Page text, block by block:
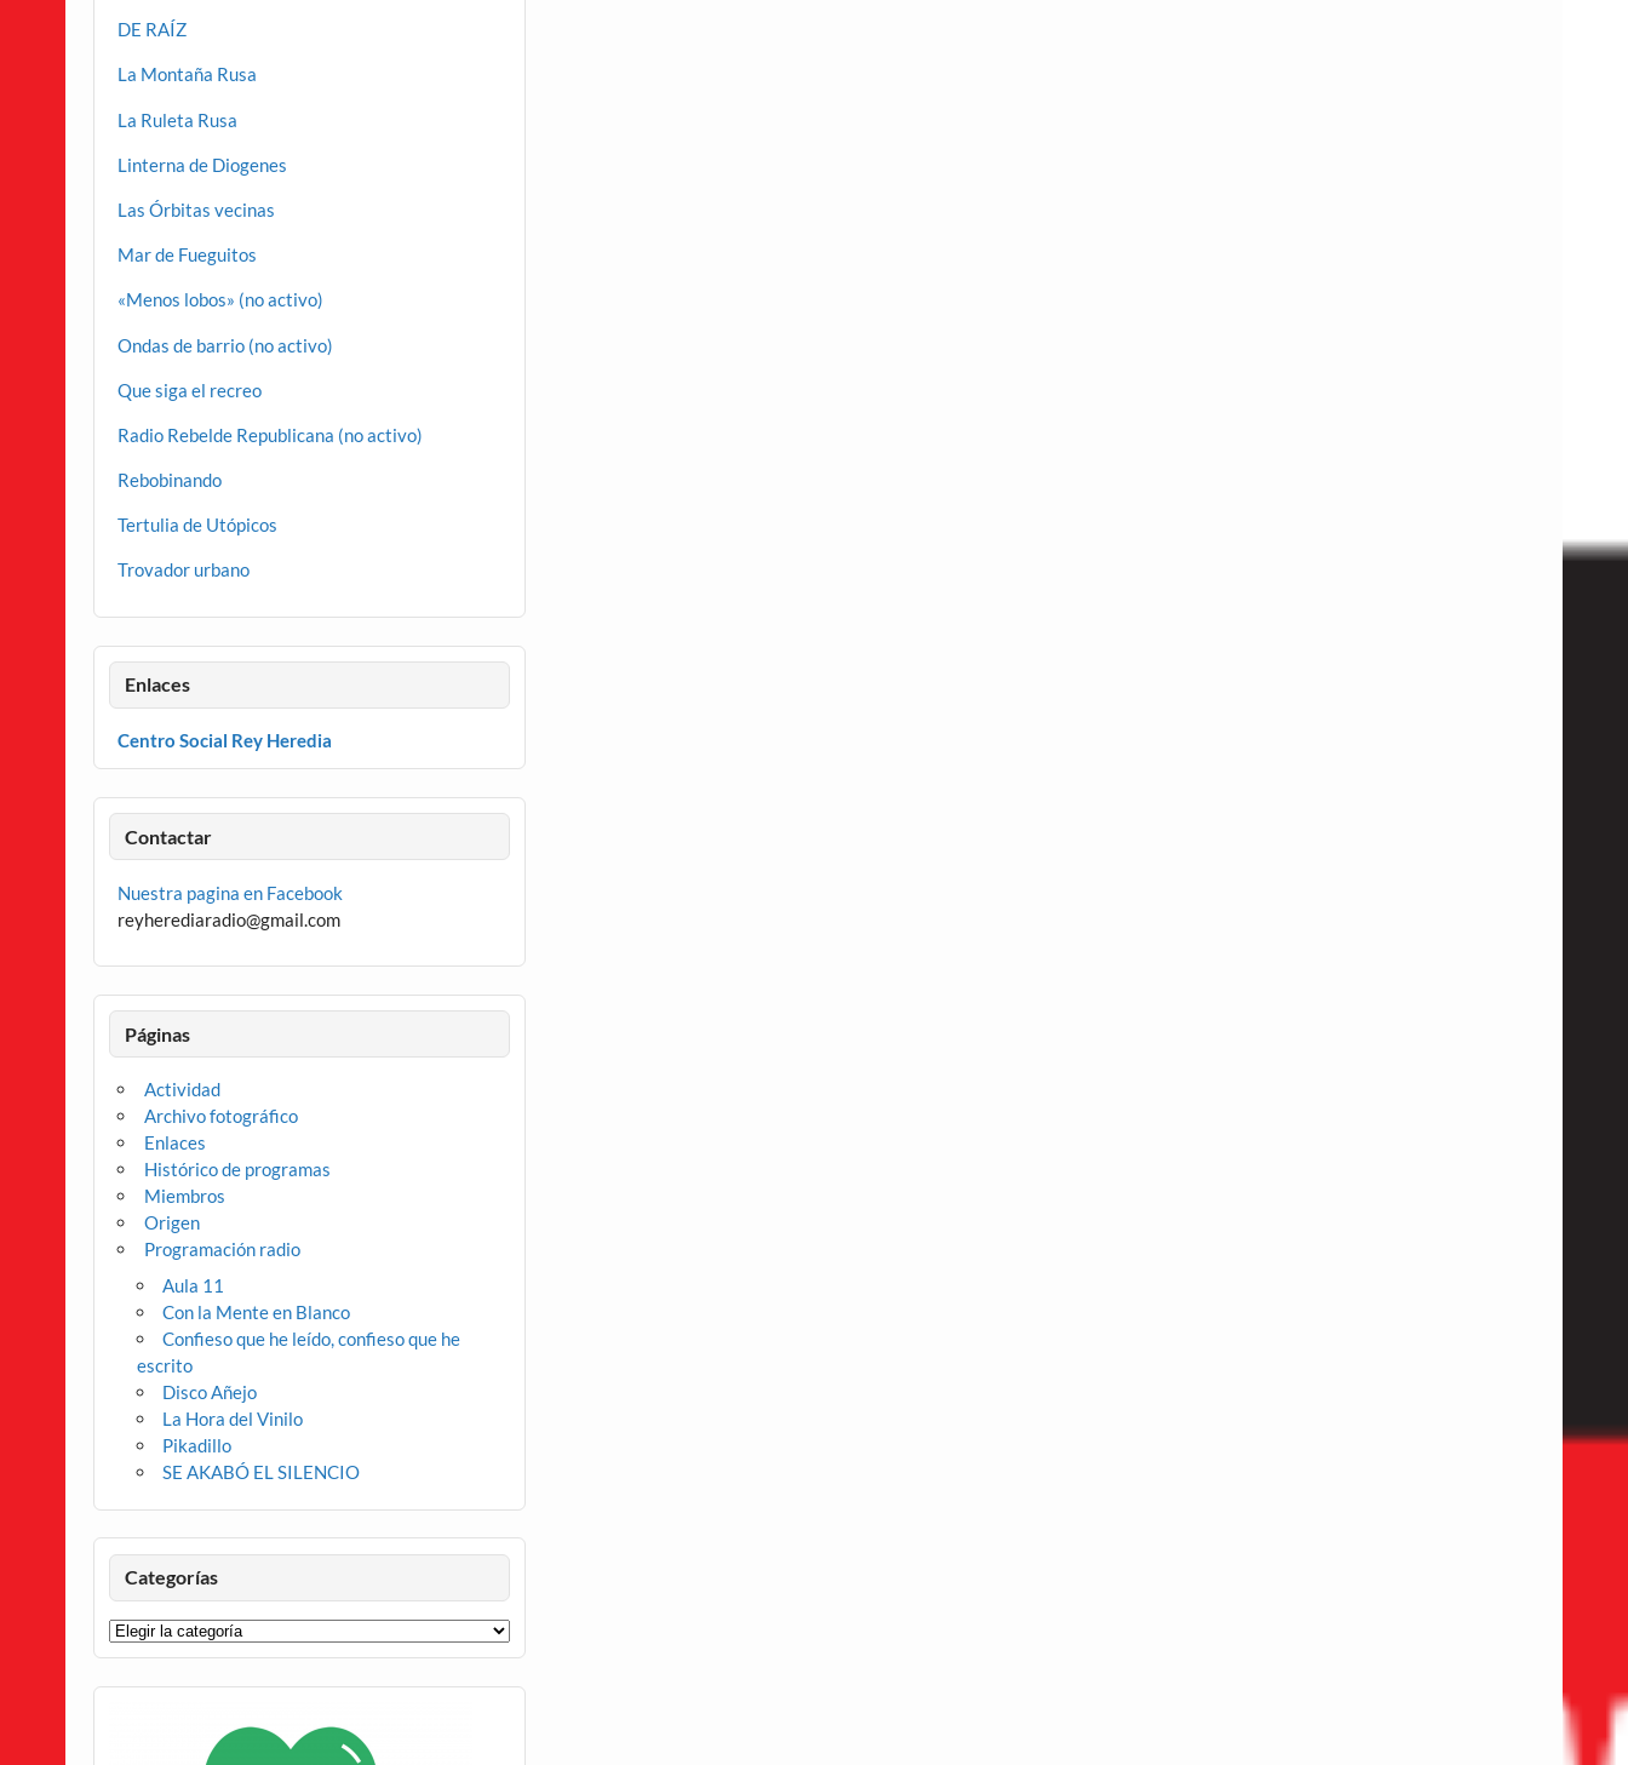
DE RAÍZ
La Montaña Rusa
La Ruleta Rusa
Linterna de Diogenes
Las Órbitas vecinas
Mar de Fueguitos
«Menos lobos» (no activo)
Ondas de barrio (no activo)
Que siga el recreo
Radio Rebelde Republicana (no activo)
Rebobinando
Tertulia de Utópicos
Trovador urbano
Enlaces
Centro Social Rey Heredia
Contactar
Nuestra pagina en Facebook
reyherediaradio@gmail.com
Páginas
Actividad
Archivo fotográfico
Enlaces
Histórico de programas
Miembros
Origen
Programación radio
Aula 11
Con la Mente en Blanco
Confieso que he leído, confieso que he
escrito
Disco Añejo
La Hora del Vinilo
Pikadillo
SE AKABÓ EL SILENCIO
Categorías
Categorías